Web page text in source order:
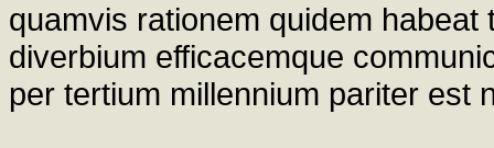
quamvis rationem quidem
diverbium efficacemque
per tertium millennium pariter est